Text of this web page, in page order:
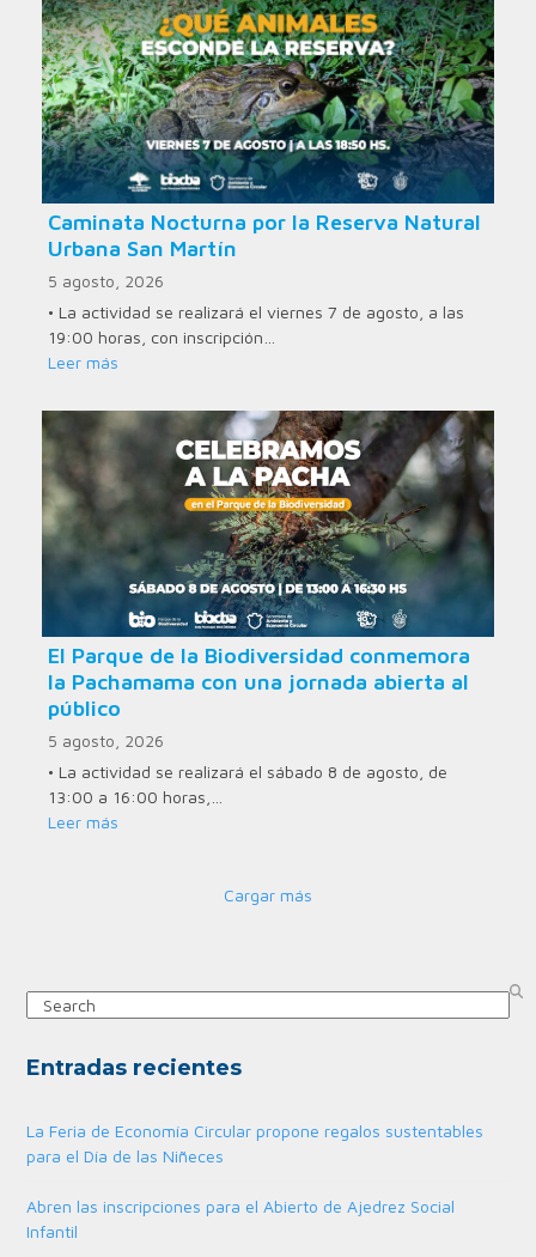
Caminata Nocturna por la Reserva Natural
Urbana San Martín
5 agosto, 2026
• La actividad se realizará el viernes 7 de agosto, a las
19:00 horas, con inscripción…
Leer más
El Parque de la Biodiversidad conmemora
la Pachamama con una jornada abierta al
público
5 agosto, 2026
• La actividad se realizará el sábado 8 de agosto, de
13:00 a 16:00 horas,…
Leer más
Cargar más
Search
Entradas recientes
La Feria de Economía Circular propone regalos sustentables
para el Día de las Niñeces
Abren las inscripciones para el Abierto de Ajedrez Social
Infantil